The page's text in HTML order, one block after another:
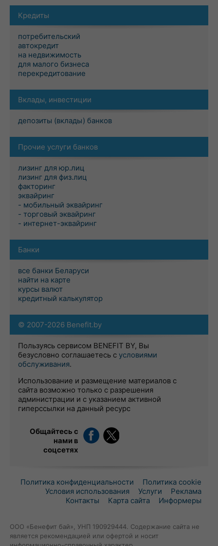
Кредиты
потребительский
автокредит
на недвижимость
для малого бизнеса
перекредитование
Вклады, инвестиции
депозиты (вклады) банков
Прочие услуги банков
лизинг для юр.лиц
лизинг для физ.лиц
факторинг
эквайринг
- мобильный эквайринг
- торговый эквайринг
- интернет-эквайринг
Банки
все банки Беларуси
найти на карте
курсы валют
кредитный калькулятор
© 2007-2026 Benefit.by
Пользуясь сервисом BENEFIT BY, Вы
безусловно соглашаетесь с условиями
обслуживания.
Использование и размещение материалов с
сайта возможно только с разрешения
администрации и с указанием активной
гиперссылки на данный ресурс
Общайтесь с
нами в
соцсетях
Политика конфиденциальности
Политика cookie
Условия использования
Услуги
Реклама
Контакты
Карта сайта Информеры
ООО «Бенефит бай», УНП 190929444. Содержание сайта не
является рекомендацией или офертой и носит